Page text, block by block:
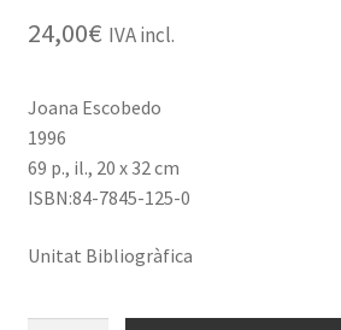
24,00€ IVA incl.
Joana Escobedo
1996
69 p., il., 20 x 32 cm
ISBN:84-7845-125-0
Unitat Bibliogràfica